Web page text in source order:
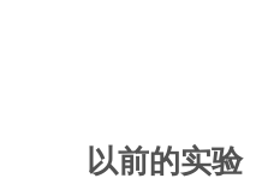
以前的实验